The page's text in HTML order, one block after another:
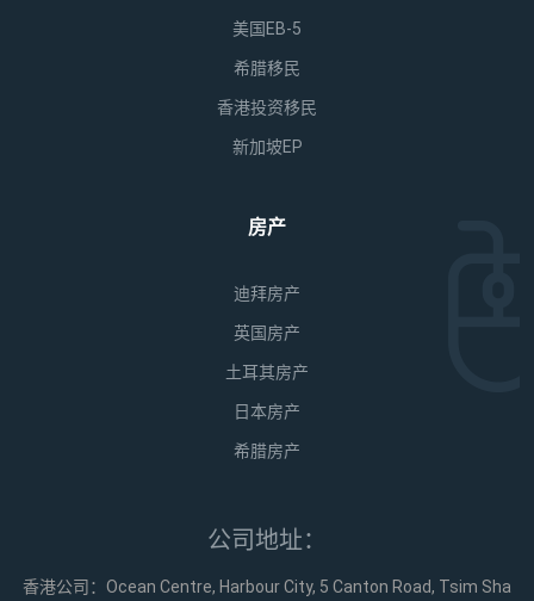
美国EB-5
希腊移民
香港投资移民
新加坡EP
房产
迪拜房产
英国房产
土耳其房产
日本房产
希腊房产
公司地址：
香港公司：Ocean Centre, Harbour City, 5 Canton Road, Tsim Sha